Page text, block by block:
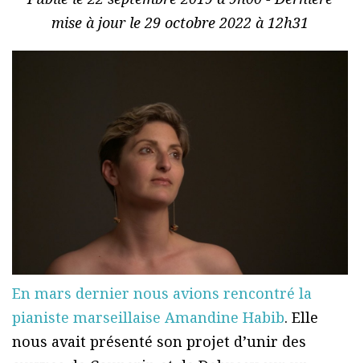
mise à jour le 29 octobre 2022 à 12h31
En mars dernier nous avions rencontré la
pianiste marseillaise Amandine Habib. Elle
nous avait présenté son projet d’unir des